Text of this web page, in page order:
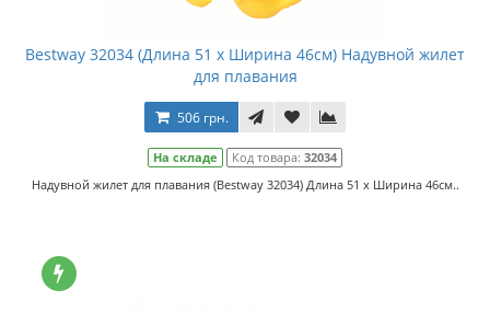
Bestway 32034 (Длина 51 x Ширина 46см) Надувной жилет
для плавания
506 грн.
На складе Код товара: 32034
Надувной жилет для плавания (Bestway 32034) Длина 51 x Ширина 46см..